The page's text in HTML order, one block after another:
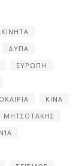
ΔΥΠΑ
ΕΥΡΩΠΗ
ΚΙΝΑ
ΜΗΤΣΟΤΑΚΗΣ